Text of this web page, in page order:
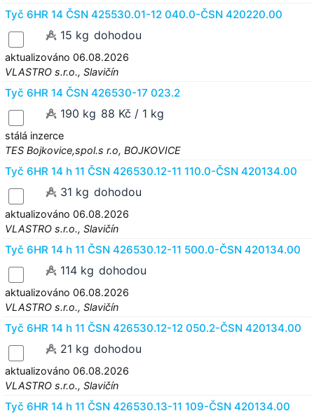
Tyč 6HR 14 ČSN 425530.01-12 040.0-ČSN 420220.00
15 kg dohodou
aktualizováno 06.08.2026
VLASTRO s.r.o., Slavičín
Tyč 6HR 14 ČSN 426530-17 023.2
190 kg 88 Kč / 1 kg
stálá inzerce
TES Bojkovice,spol.s r.o, BOJKOVICE
Tyč 6HR 14 h 11 ČSN 426530.12-11 110.0-ČSN 420134.00
31 kg dohodou
aktualizováno 06.08.2026
VLASTRO s.r.o., Slavičín
Tyč 6HR 14 h 11 ČSN 426530.12-11 500.0-ČSN 420134.00
114 kg dohodou
aktualizováno 06.08.2026
VLASTRO s.r.o., Slavičín
Tyč 6HR 14 h 11 ČSN 426530.12-12 050.2-ČSN 420134.00
21 kg dohodou
aktualizováno 06.08.2026
VLASTRO s.r.o., Slavičín
Tyč 6HR 14 h 11 ČSN 426530.13-11 109-ČSN 420134.00